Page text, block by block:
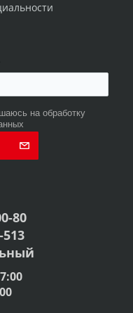
на обработку
80
513